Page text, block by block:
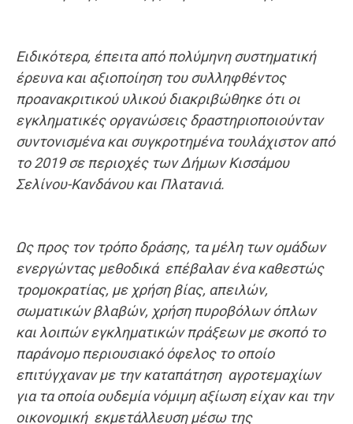
Ειδικότερα, έπειτα από πολύμηνη συστηματική
έρευνα και αξιοποίηση του συλληφθέντος
προανακριτικού υλικού διακριβώθηκε ότι οι
εγκληματικές οργανώσεις δραστηριοποιούνταν
συντονισμένα και συγκροτημένα τουλάχιστον από
το 2019 σε περιοχές των Δήμων Κισσάμου
Σελίνου-Κανδάνου και Πλατανιά.
Ως προς τον τρόπο δράσης, τα μέλη των ομάδων
ενεργώντας μεθοδικά επέβαλαν ένα καθεστώς
τρομοκρατίας, με χρήση βίας, απειλών,
σωματικών βλαβών, χρήση πυροβόλων όπλων
και λοιπών εγκληματικών πράξεων με σκοπό το
παράνομο περιουσιακό όφελος το οποίο
επιτύγχαναν με την καταπάτηση αγροτεμαχίων
για τα οποία ουδεμία νόμιμη αξίωση είχαν και την
οικονομική εκμετάλλευση μέσω της